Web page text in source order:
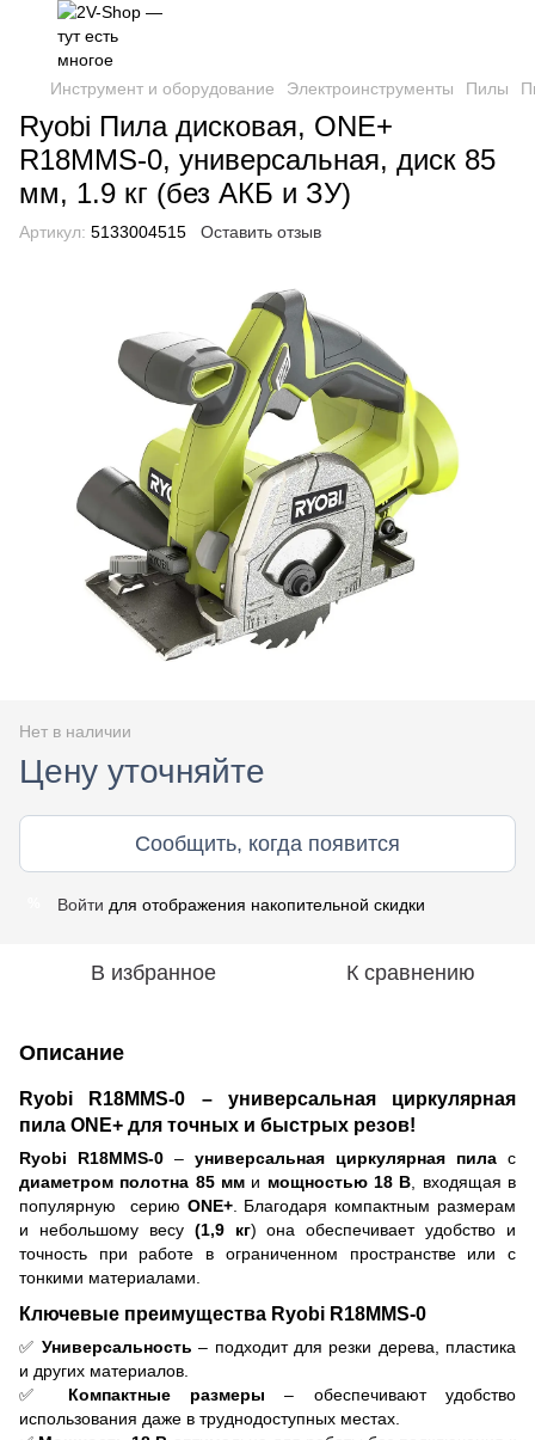
Инструмент и оборудование Электроинструменты Пилы
Ryobi Пила дисковая, ONE+
R18MMS-0, универсальная, диск 85
мм, 1.9 кг (без АКБ и ЗУ)
Артикул: 5133004515 Оставить отзыв
Нет в наличии
Цену уточняйте
Сообщить, когда появится
Войти для отображения накопительной скидки
В избранное К сравнению
Описание
Ryobi R18MMS-0 – универсальная циркулярная
пила ONE+ для точных и быстрых резов!
Ryobi R18MMS-0 – универсальная циркулярная пила с
диаметром полотна 85 мм и мощностью 18 В , входящая в
популярную серию ONE+. Благодаря компактным размерам
и небольшому весу (1,9 кг) она обеспечивает удобство и
точность при работе в ограниченном пространстве или с
тонкими материалами.
Ключевые преимущества Ryobi R18MMS-0
✅ Универсальность – подходит для резки дерева, пластика
и других материалов.
✅ Компактные размеры – обеспечивают удобство
использования даже в труднодоступных местах.